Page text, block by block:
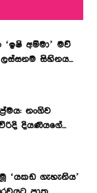
අම්මා’ මව්
ලස්සනම සිහිනය...
නංගිව
දියණියගේ...
ගැහැනිය’